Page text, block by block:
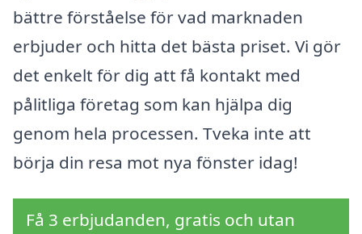
bättre förståelse för vad marknaden
erbjuder och hitta det bästa priset. Vi gör
det enkelt för dig att få kontakt med
pålitliga företag som kan hjälpa dig
genom hela processen. Tveka inte att
börja din resa mot nya fönster idag!
Få 3 erbjudanden, gratis och utan